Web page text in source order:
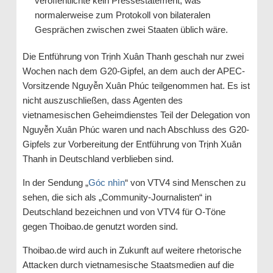
normalerweise zum Protokoll von bilateralen
Gesprächen zwischen zwei Staaten üblich wäre.
Die Entführung von Trịnh Xuân Thanh geschah nur zwei
Wochen nach dem G20-Gipfel, an dem auch der APEC-
Vorsitzende Nguyễn Xuân Phúc teilgenommen hat. Es ist
nicht auszuschließen, dass Agenten des
vietnamesischen Geheimdienstes Teil der Delegation von
Nguyễn Xuân Phúc waren und nach Abschluss des G20-
Gipfels zur Vorbereitung der Entführung von Trịnh Xuân
Thanh in Deutschland verblieben sind.
In der Sendung „Góc nhìn“ von VTV4 sind Menschen zu
sehen, die sich als „Community-Journalisten“ in
Deutschland bezeichnen und von VTV4 für O-Töne
gegen Thoibao.de genutzt worden sind.
Thoibao.de wird auch in Zukunft auf weitere rhetorische
Attacken durch vietnamesische Staatsmedien auf die